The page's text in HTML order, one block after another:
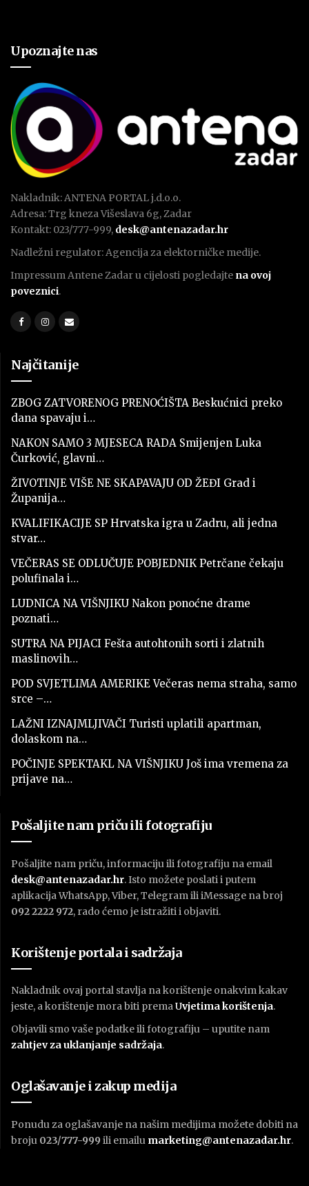
Upoznajte nas
Nakladnik: ANTENA PORTAL j.d.o.o.
Adresa: Trg kneza Višeslava 6g, Zadar
Kontakt: 023/777-999, desk@antenazadar.hr
Nadležni regulator: Agencija za elektorničke medije.
Impressum Antene Zadar u cijelosti pogledajte na ovoj
poveznici.
Najčitanije
ZBOG ZATVORENOG PRENOĆIŠTA Beskućnici preko
dana spavaju i…
NAKON SAMO 3 MJESECA RADA Smijenjen Luka
Čurković, glavni…
ŽIVOTINJE VIŠE NE SKAPAVAJU OD ŽEĐI Grad i
Županija…
KVALIFIKACIJE SP Hrvatska igra u Zadru, ali jedna
stvar…
VEČERAS SE ODLUČUJE POBJEDNIK Petrčane čekaju
polufinala i…
LUDNICA NA VIŠNJIKU Nakon ponoćne drame
poznati…
SUTRA NA PIJACI Fešta autohtonih sorti i zlatnih
maslinovih…
POD SVJETLIMA AMERIKE Večeras nema straha, samo
srce –…
LAŽNI IZNAJMLJIVAČI Turisti uplatili apartman,
dolaskom na…
POČINJE SPEKTAKL NA VIŠNJIKU Još ima vremena za
prijave na…
Pošaljite nam priču ili fotografiju
Pošaljite nam priču, informaciju ili fotografiju na email
desk@antenazadar.hr. Isto možete poslati i putem
aplikacija WhatsApp, Viber, Telegram ili iMessage na broj
092 2222 972, rado ćemo je istražiti i objaviti.
Korištenje portala i sadržaja
Nakladnik ovaj portal stavlja na korištenje onakvim kakav
jeste, a korištenje mora biti premaUvjetima korištenja.
Objavili smo vaše podatke ili fotografiju – uputite nam
zahtjev za uklanjanje sadržaja.
Oglašavanje i zakup medija
Ponudu za oglašavanje na našim medijima možete dobiti na
broju 023/777-999 ili emailu marketing@antenazadar.hr.